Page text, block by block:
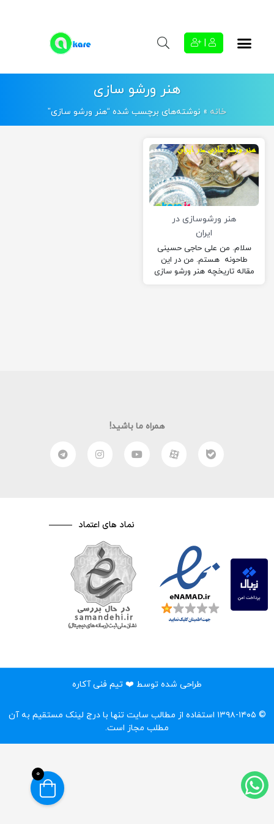
هنر ورشو سازی
خانه » نوشته‌های برچسب شده “هنر ورشو سازی”
هنر ورشوسازی در
ایران
سلام. من علی حاجی حسینی
طاحونه هستم. من در این
مقاله تاریخچه هنر ورشو سازی
همراه ما باشید!
نماد های اعتماد
طراحی شده توسط ❤️ تیم فنی آکاره
© ۱۳۹۸-۱۴۰۵ استفاده از مطالب سایت تنها با درج لینک مستقیم به آن
مطلب مجاز است.‌
0